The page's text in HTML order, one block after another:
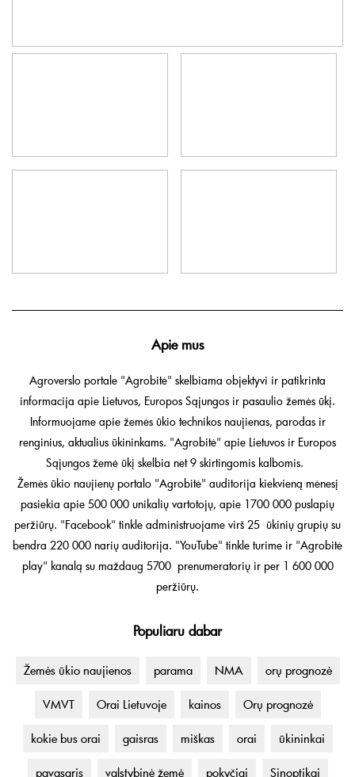
Apie mus
Agroverslo portale "Agrobitė" skelbiama objektyvi ir patikrinta
informacija apie Lietuvos, Europos Sąjungos ir pasaulio žemės ūkį.
Informuojame apie žemės ūkio technikos naujienas, parodas ir
renginius, aktualius ūkininkams. "Agrobitė" apie Lietuvos ir Europos
Sąjungos žemė ūkį skelbia net 9 skirtingomis kalbomis.
Žemės ūkio naujienų portalo "Agrobitė" auditorija kiekvieną mėnesį
pasiekia apie 500 000 unikalių vartotojų, apie 1700 000 puslapių
peržiūrų. "Facebook" tinkle administruojame virš 25 ūkinių grupių su
bendra 220 000 narių auditorija. "YouTube" tinkle turime ir "Agrobitė
play" kanalą su maždaug 5700 prenumeratorių ir per 1 600 000
peržiūrų.
Populiaru dabar
Žemės ūkio naujienos parama NMA orų prognozė
VMVT Orai Lietuvoje kainos Orų prognozė
kokie bus orai gaisras miškas orai ūkininkai
pavasaris valstybinė žemė pokyčiai Sinoptikai